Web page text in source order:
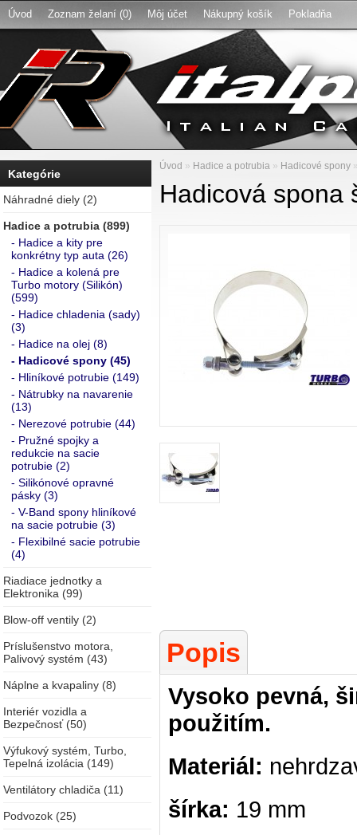
Úvod Zoznam želaní (0) Môj účet Nákupný košík Pokladňa
Kategórie
Náhradné diely (2)
Hadice a potrubia (899)
- Hadice a kity pre
konkrétny typ auta (26)
- Hadice a kolená pre
Turbo motory (Silikón)
(599)
- Hadice chladenia (sady)
(3)
- Hadice na olej (8)
- Hadicové spony (45)
- Hliníkové potrubie (149)
- Nátrubky na navarenie
(13)
- Nerezové potrubie (44)
- Pružné spojky a
redukcie na sacie
potrubie (2)
- Silikónové opravné
pásky (3)
- V-Band spony hliníkové
na sacie potrubie (3)
- Flexibilné sacie potrubie
(4)
Riadiace jednotky a
Elektronika (99)
Blow-off ventily (2)
Príslušenstvo motora,
Palivový systém (43)
Náplne a kvapaliny (8)
Interiér vozidla a
Bezpečnosť (50)
Výfukový systém, Turbo,
Tepelná izolácia (149)
Ventilátory chladiča (11)
Podvozok (25)
Úvod » Hadice a potrubia » Hadicové spony
Hadicová spona
Popis
Vysoko pevná,
použitím.
Materiál:
šírka: 19 mm